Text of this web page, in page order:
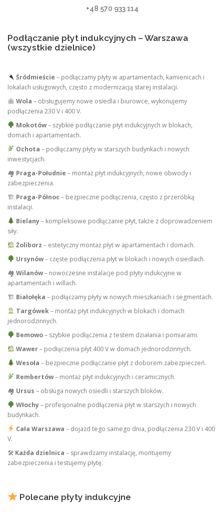
+48 570 933 114
Podłączanie płyt indukcyjnych – Warszawa
(wszystkie dzielnice)
Śródmieście – podłączamy płyty w apartamentach, kamienicach i
lokalach usługowych, często z modernizacją starej instalacji.
Wola – obsługujemy nowe osiedla i biurowce, wykonujemy
podłączenia 230 V i 400 V.
Mokotów– szybkie podłączanie płyt indukcyjnych w blokach,
domach i apartamentach.
Ochota – podłączamy płyty w starszych budynkach i nowych
inwestycjach.
🏘 Praga-Południe – montaż płyt indukcyjnych, nowe obwody i
zabezpieczenia.
🏗 Praga-Północ – bezpieczne podłączenia, często z przeróbką
instalacji.
Bielany– kompleksowe podłączanie płyt, także z doprowadzeniem
siły.
Żoliborz – estetyczny montaż płyt w apartamentach i domach.
Ursynów– częste podłączenia płyt w blokach i nowych osiedlach.
🏘 Wilanów– nowoczesne instalacje pod płyty indukcyjne w
apartamentach i willach.
🏗 Białołęka – podłączamy płyty w nowych mieszkaniach i segmentach.
Targówek– montaż płyt indukcyjnych w blokach i domach
jednorodzinnych.
Bemowo– szybkie podłączenia z testem działania i pomiarami.
Wawer– podłączenia płyt 400 V w domach jednorodzinnych.
Wesoła – bezpieczne podłączanie płyt z doborem zabezpieczeń.
Rembertów– montaż płyt indukcyjnych i ceramicznych.
🏘 Ursus – obsługa nowych osiedli i starszych bloków.
Włochy– profesjonalne podłączenia płyt w starszych i nowych
budynkach.
Cała Warszawa – dojazd tego samego dnia, podłączenia 230 V i 400
V.
🛠 Każda dzielnica – sprawdzamy instalację, montujemy
zabezpieczenia i testujemy płytę.
Polecane płyty indukcyjne